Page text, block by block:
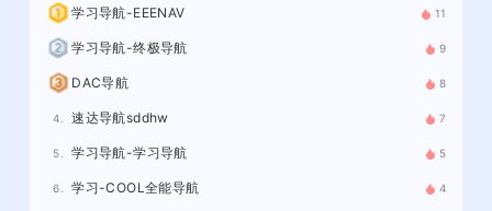
学习导航-EEENAV 11
学习导航-终极导航 9
DAC导航 8
4. 速达导航sddhw 7
5. 学习导航-学习导航 5
6. 学习-COOL全能导航 4